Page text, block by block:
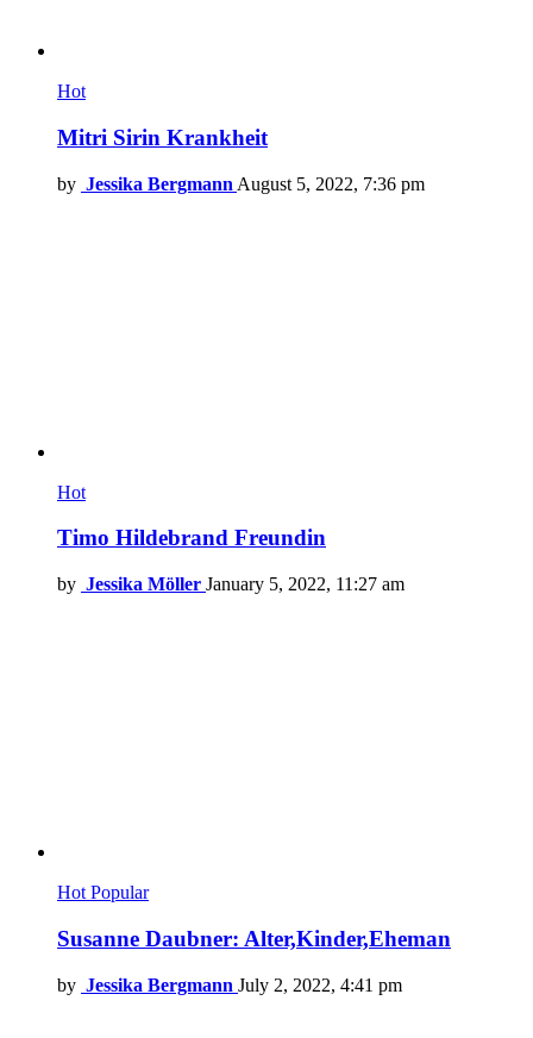
Hot
Mitri Sirin Krankheit
by Jessika Bergmann August 5, 2022, 7:36 pm
Hot
Timo Hildebrand Freundin
by Jessika Möller January 5, 2022, 11:27 am
Hot Popular
Susanne Daubner: Alter,Kinder,Eheman
by Jessika Bergmann July 2, 2022, 4:41 pm